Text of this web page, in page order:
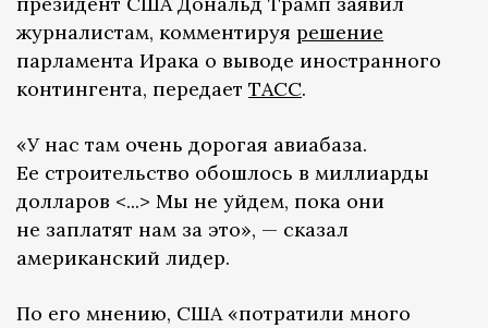
журналистам, комментируя решение
парламента Ирака о выводе иностранного
контингента, передает ТАСС.
«У нас там очень дорогая авиабаза.
Ее строительство обошлось в миллиарды
долларов <...> Мы не уйдем, пока они
не заплатят нам за это», — сказал
американский лидер.
По его мнению, США «потратили много